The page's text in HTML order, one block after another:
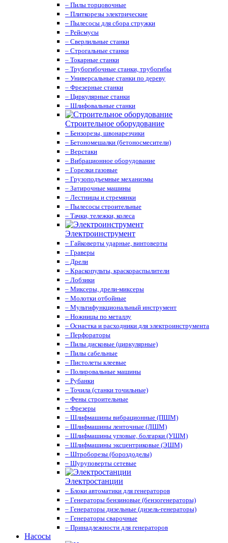
– Пилы торцовочные
– Плиткорезы электрические
– Пылесосы для сбора стружки
– Рейсмусы
– Сверлильные станки
– Строгальные станки
– Токарные станки
– Трубогибочные станки, трубогибы
– Универсальные станки по дереву
– Фрезерные станки
– Циркулярные станки
– Шлифовальные станки
Строительное оборудование
– Бензорезы, швонарезчики
– Бетономешалки (бетоносмесители)
– Верстаки
– Вибрационное оборудование
– Горелки газовые
– Грузоподъемные механизмы
– Затирочные машины
– Лестницы и стремянки
– Пылесосы строительные
– Тачки, тележки, колеса
Электроинструмент
– Гайковерты ударные, винтоверты
– Граверы
– Дрели
– Краскопульты, краскораспылители
– Лобзики
– Миксеры, дрели-миксеры
– Молотки отбойные
– Мультифункциональный инструмент
– Ножницы по металлу
– Оснастка и расходники для электроинструмента
– Перфораторы
– Пилы дисковые (циркулярные)
– Пилы сабельные
– Пистолеты клеевые
– Полировальные машины
– Рубанки
– Точила (станки точильные)
– Фены строительные
– Фрезеры
– Шлифмашины вибрационные (ПШМ)
– Шлифмашины ленточные (ЛШМ)
– Шлифмашины угловые, болгарки (УШМ)
– Шлифмашины эксцентриковые (ЭШМ)
– Штроборезы (бороздоделы)
– Шуруповерты сетевые
Электростанции
– Блоки автоматики для генераторов
– Генераторы бензиновые (бензогенераторы)
– Генераторы дизельные (дизель-генераторы)
– Генераторы сварочные
– Принадлежности для генераторов
Насосы